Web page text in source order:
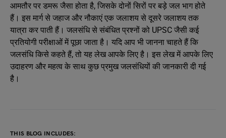
आमतौर पर डमरू जैसा होता है, जिसके दोनों सिरों पर बड़े जल भाग होते
हैं। इस मार्ग से जहाज और नौकाएं एक जलाशय से दूसरे जलाशय तक
यात्रा कर पाती हैं। जलसंधि से संबंधित प्रश्नों को UPSC जैसी कई
प्रतियोगी परीक्षाओं में पूछा जाता है। यदि आप भी जानना चाहते हैं कि
जलसंधि किसे कहते हैं, तो यह लेख आपके लिए है। इस लेख में आपके लिए
उदाहरण और महत्व के साथ कुछ प्रमुख जलसंधियों की जानकारी दी गई
है।
THIS BLOG INCLUDES: